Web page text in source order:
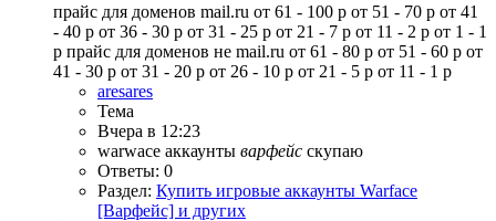
прайс для доменов mail.ru от 61 - 100 р от 51 - 70 р от 41
- 40 р от 36 - 30 р от 31 - 25 р от 21 - 7 р от 11 - 2 р от 1 - 1
р прайс для доменов не mail.ru от 61 - 80 р от 51 - 60 р от
41 - 30 р от 31 - 20 р от 26 - 10 р от 21 - 5 р от 11 - 1 р
aresares
Тема
Вчера в 12:23
warwace аккаунты варфейс скупаю
Ответы: 0
Раздел: Купить игровые аккаунты Warface
[Варфейс] и других